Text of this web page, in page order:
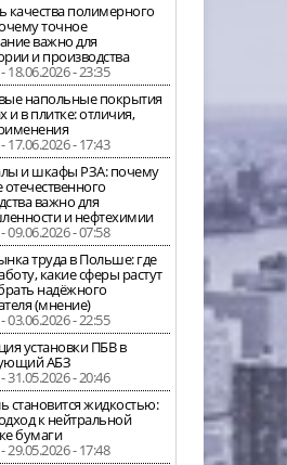
качества полимерного
точное
важно для
и производства
18.06.2026 - 23:35
напольные покрытия
и в плитке: отличия,
17.06.2026 - 17:43
и шкафы РЗА: почему
отечественного
важно для
и нефтехимии
09.06.2026 - 07:58
труда в Польше: где
какие сферы растут
надёжного
(мнение)
03.06.2026 - 22:55
установки ПБВ в
АБЗ
31.05.2026 - 20:46
становится жидкостью:
к нейтральной
бумаги
29.05.2026 - 17:48